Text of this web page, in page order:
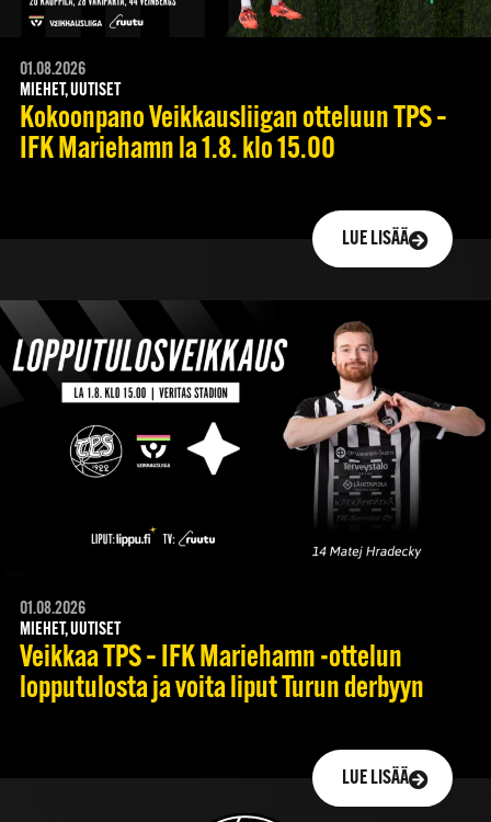
01.08.2026
MIEHET, UUTISET
Kokoonpano Veikkausliigan otteluun TPS –
IFK Mariehamn la 1.8. klo 15.00
LUE LISÄÄ
01.08.2026
MIEHET, UUTISET
Veikkaa TPS – IFK Mariehamn -ottelun
lopputulosta ja voita liput Turun derbyyn
LUE LISÄÄ